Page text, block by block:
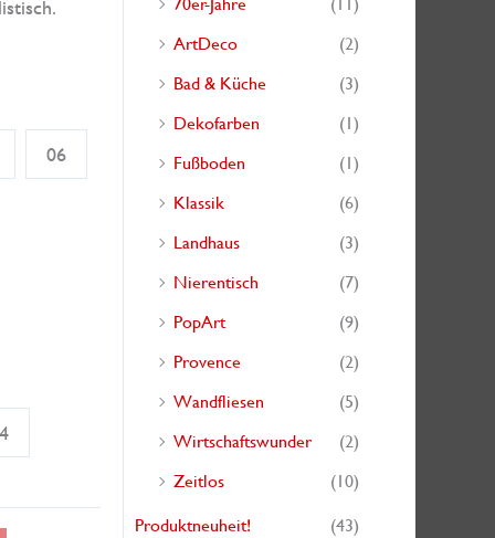
06
ArtDeco
(2)
Bad & Küche
(3)
Dekofarben
(1)
Fußboden
(1)
Klassik
(6)
Landhaus
(3)
Nierentisch
(7)
PopArt
(9)
Provence
(2)
Wandfliesen
(5)
Wirtschaftswunder
(2)
Zeitlos
(10)
Produktneuheit!
(43)